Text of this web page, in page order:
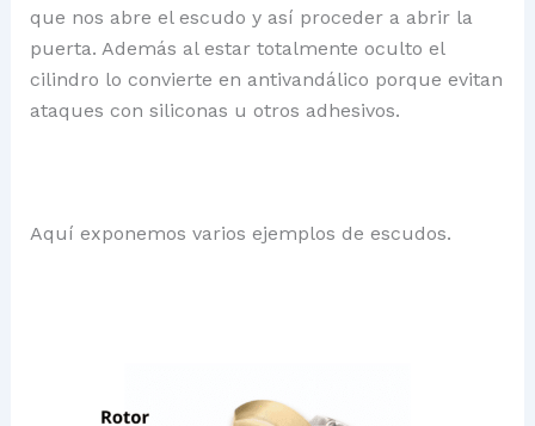
que nos abre el escudo y así proceder a abrir la
puerta. Además al estar totalmente oculto el
cilindro lo convierte en antivandálico porque evitan
ataques con siliconas u otros adhesivos.
Aquí exponemos varios ejemplos de escudos.